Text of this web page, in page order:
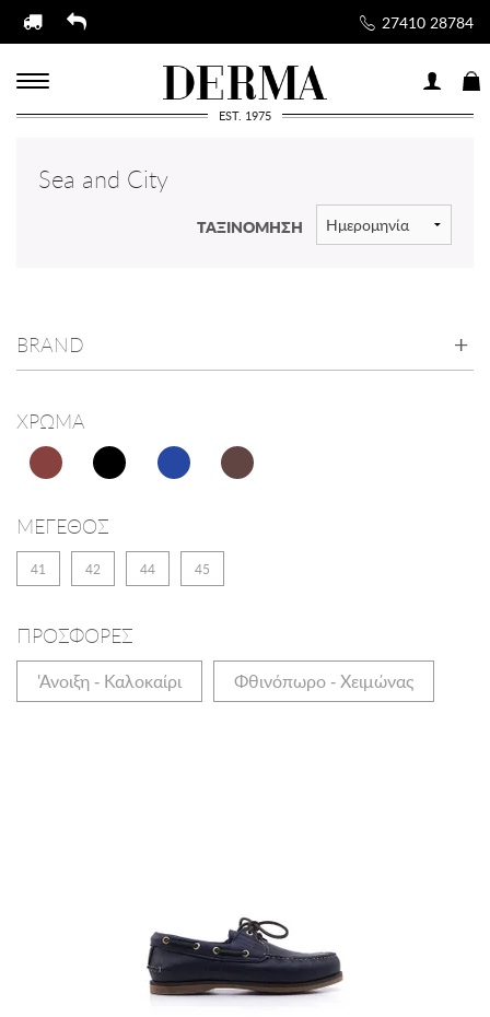
27410 28784
EST. 1975
Sea and City
ΤΑΞΙΝΟΜΗΣΗ
BRAND
ΧΡΩΜΑ
ΜΕΓΕΘΟΣ
41 42 44 45
ΠΡΟΣΦΟΡΕΣ
'Ανοιξη - Καλοκαίρι Φθινόπωρο - Χειμώνας